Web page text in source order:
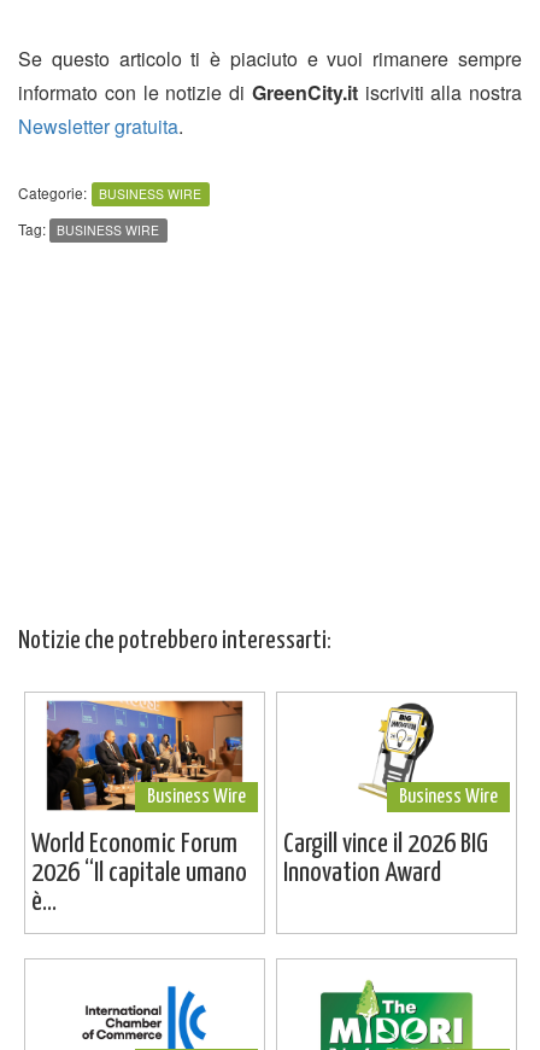
Se questo articolo ti è piaciuto e vuoi rimanere sempre
informato con le notizie di GreenCity.itiscriviti alla nostra
Newsletter gratuita.
Categorie: BUSINESS WIRE
Tag: BUSINESS WIRE
Notizie che potrebbero interessarti:
Business Wire
World Economic Forum
2026 “Il capitale umano
è...
Business Wire
Cargill vince il 2026 BIG
Innovation Award